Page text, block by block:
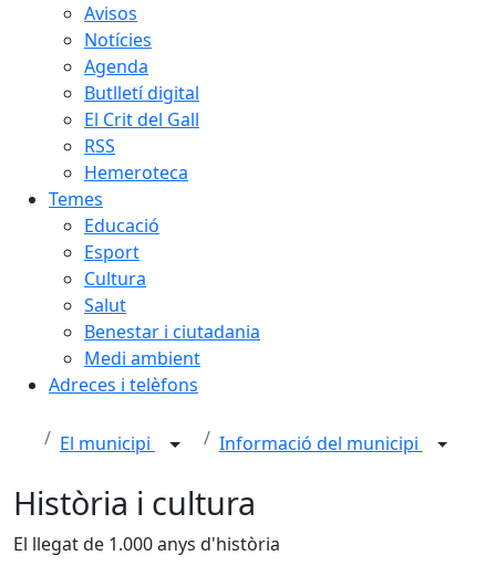
Avisos
Notícies
Agenda
Butlletí digital
El Crit del Gall
RSS
Hemeroteca
Temes
Educació
Esport
Cultura
Salut
Benestar i ciutadania
Medi ambient
Adreces i telèfons
El municipi Informació del municipi
Història i cultura
El llegat de 1.000 anys d'història